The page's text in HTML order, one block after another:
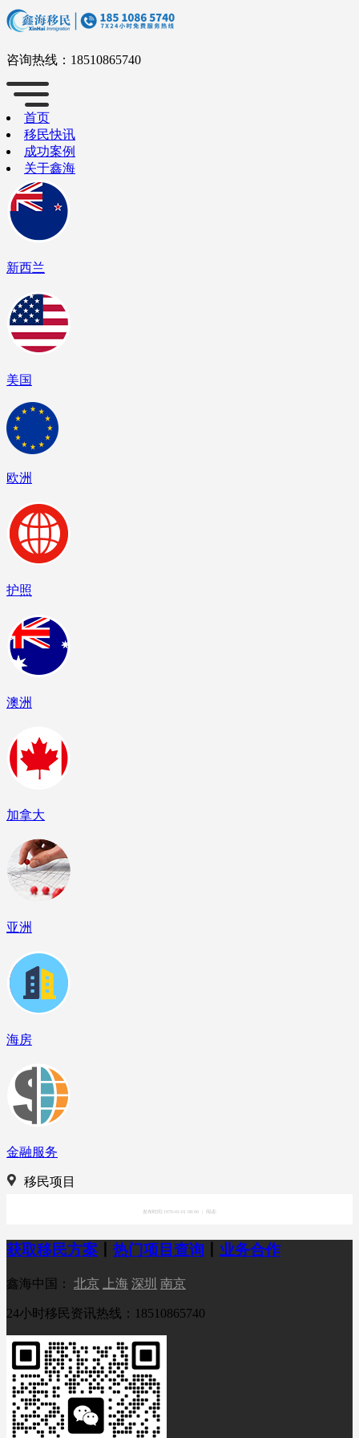
咨询热线： 18510865740
首页
移民快讯
成功案例
关于鑫海
新西兰
美国
欧洲
护照
澳洲
加拿大
亚洲
海房
金融服务
移民项目
发布时间:1970-01-01 08:00 阅读:
获取移民方案 热门项目查询 业务合作
鑫海中国： 北京 上海 深圳 南京
24小时移民资讯热线：18510865740